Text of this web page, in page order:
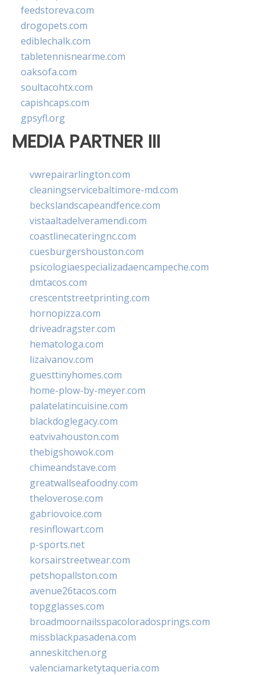
feedstoreva.com
drogopets.com
ediblechalk.com
tabletennisnearme.com
oaksofa.com
soultacohtx.com
capishcaps.com
gpsyfl.org
MEDIA PARTNER III
vwrepairarlington.com
cleaningservicebaltimore-md.com
beckslandscapeandfence.com
vistaaltadelveramendi.com
coastlinecateringnc.com
cuesburgershouston.com
psicologiaespecializadaencampeche.com
dmtacos.com
crescentstreetprinting.com
hornopizza.com
driveadragster.com
hematologa.com
lizaivanov.com
guesttinyhomes.com
home-plow-by-meyer.com
palatelatincuisine.com
blackdoglegacy.com
eatvivahouston.com
thebigshowok.com
chimeandstave.com
greatwallseafoodny.com
theloverose.com
gabriovoice.com
resinflowart.com
p-sports.net
korsairstreetwear.com
petshopallston.com
avenue26tacos.com
topgglasses.com
broadmoornailsspacoloradosprings.com
missblackpasadena.com
anneskitchen.org
valenciamarketytaqueria.com